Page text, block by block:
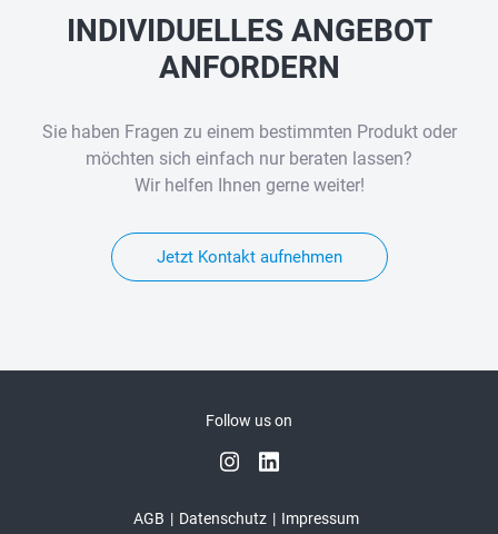
INDIVIDUELLES ANGEBOT
ANFORDERN
Sie haben Fragen zu einem bestimmten Produkt oder
möchten sich einfach nur beraten lassen?
Wir helfen Ihnen gerne weiter!
Jetzt Kontakt aufnehmen
AGB Datenschutz Impressum
Follow us on